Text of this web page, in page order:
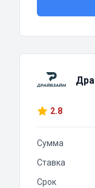
2.8
Сумма
Ставка
Срок